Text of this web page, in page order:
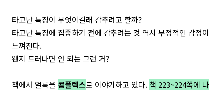
타고난 특징이 무엇이길래 감추려고 할까?
타고난 특징에 집중하기 전에 감추려는 것 역시 부정적인 감정이
느껴진다.
왠지 드러나면 안 되는 그런 거?
책에서 얼룩을 콤플렉스로 이야기하고 있다. 책 223~224쪽에 나